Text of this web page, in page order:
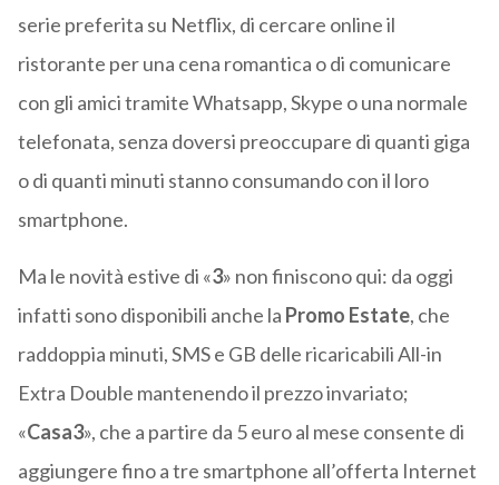
serie preferita su Netflix, di cercare online il
ristorante per una cena romantica o di comunicare
con gli amici tramite Whatsapp, Skype o una normale
telefonata, senza doversi preoccupare di quanti giga
o di quanti minuti stanno consumando con il loro
smartphone.
Ma le novità estive di «3» non finiscono qui: da oggi
infatti sono disponibili anche la Promo Estate, che
raddoppia minuti, SMS e GB delle ricaricabili All-in
Extra Double mantenendo il prezzo invariato;
«Casa3», che a partire da 5 euro al mese consente di
aggiungere fino a tre smartphone all’offerta Internet